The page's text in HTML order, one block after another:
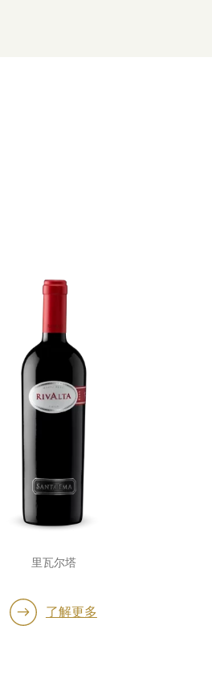
里瓦尔塔
了解更多